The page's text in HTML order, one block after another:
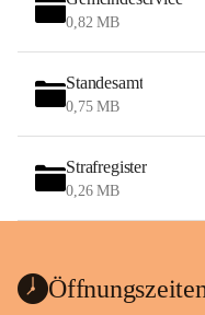
0,82 MB
Standesamt
0,75 MB
Strafregister
0,26 MB